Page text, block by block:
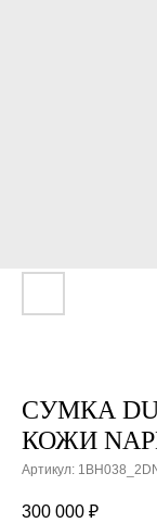
СУМКА
КОЖИ
Артикул:
300 000 ₽